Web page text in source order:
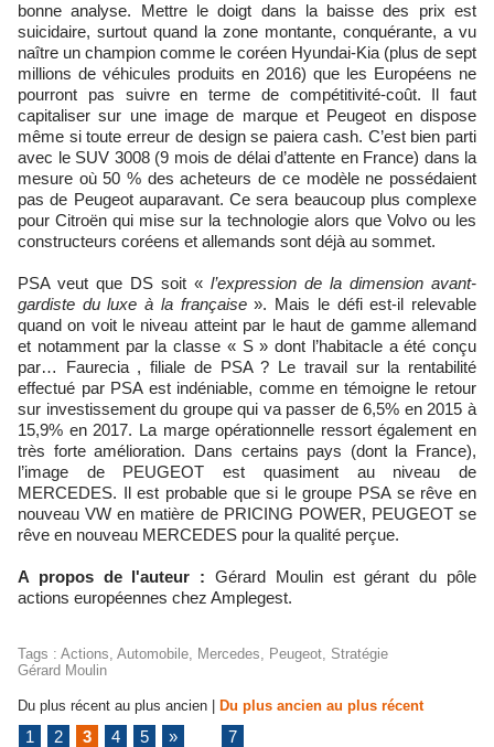
bonne analyse. Mettre le doigt dans la baisse des prix est
suicidaire, surtout quand la zone montante, conquérante, a vu
naître un champion comme le coréen Hyundai-Kia (plus de sept
millions de véhicules produits en 2016) que les Européens ne
pourront pas suivre en terme de compétitivité-coût. Il faut
capitaliser sur une image de marque et Peugeot en dispose
même si toute erreur de design se paiera cash. C’est bien parti
avec le SUV 3008 (9 mois de délai d’attente en France) dans la
mesure où 50 % des acheteurs de ce modèle ne possédaient
pas de Peugeot auparavant. Ce sera beaucoup plus complexe
pour Citroën qui mise sur la technologie alors que Volvo ou les
constructeurs coréens et allemands sont déjà au sommet.
PSA veut que DS soit « l’expression de la dimension avant-
gardiste du luxe à la française». Mais le défi est-il relevable
quand on voit le niveau atteint par le haut de gamme allemand
et notamment par la classe « S » dont l’habitacle a été conçu
par… Faurecia , filiale de PSA ? Le travail sur la rentabilité
effectué par PSA est indéniable, comme en témoigne le retour
sur investissement du groupe qui va passer de 6,5% en 2015 à
15,9% en 2017. La marge opérationnelle ressort également en
très forte amélioration. Dans certains pays (dont la France),
l’image de PEUGEOT est quasiment au niveau de
MERCEDES. Il est probable que si le groupe PSA se rêve en
nouveau VW en matière de PRICING POWER, PEUGEOT se
rêve en nouveau MERCEDES pour la qualité perçue.
A propos de l'auteur : Gérard Moulin est gérant du pôle
actions européennes chez Amplegest.
Tags : Actions, Automobile, Mercedes, Peugeot, Stratégie
Gérard Moulin
Du plus récent au plus ancien Du plus ancien au plus récent
1 2 3 4 5 »
7